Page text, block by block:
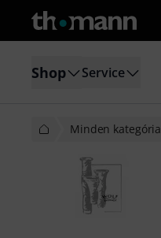
Shop Service
Minden kategória